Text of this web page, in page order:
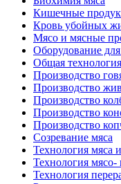
Кишечные
Кровь убойных
Мясо и мясные
Оборудование
Общая
Производство
Производство
Производство
Производство
Производство
Созревание мяса
Технология мяса
Технология мясо-
Технология